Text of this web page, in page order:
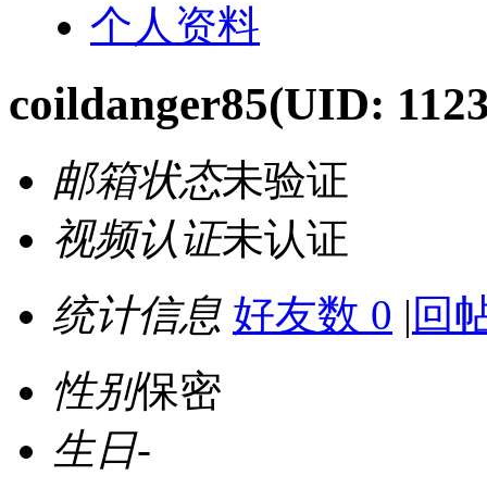
个人资料
coildanger85(UID:
邮箱状态未验证
视频认证未认证
统计信息 好友数 0 | 回
性别保密
生日-